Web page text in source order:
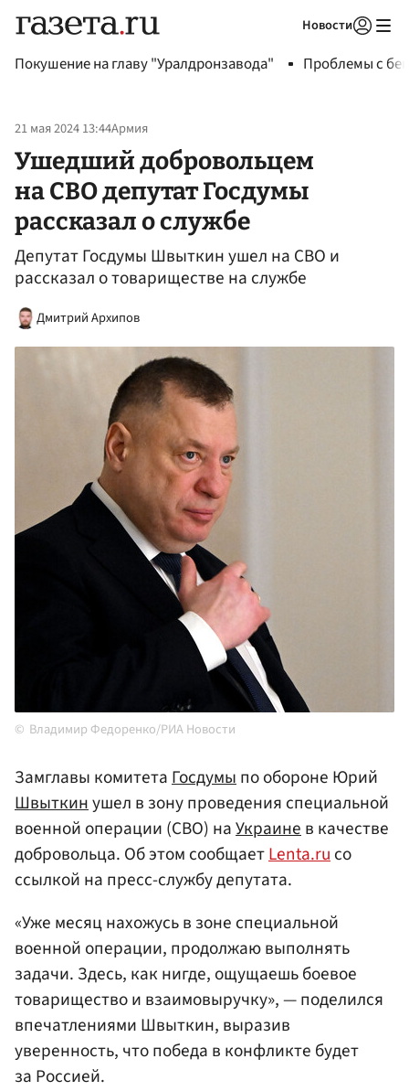
Новости
Покушение на главу "Уралдронзавода" Проблемы с
21 мая 2024 13:44Армия
Ушедший добровольцем
на СВО депутат Госдумы
рассказал о службе
Депутат Госдумы Швыткин ушел на СВО и
рассказал о товариществе на службе
Дмитрий Архипов
Владимир Федоренко/РИА Новости
Замглавы комитетаГосдумыпо обороне Юрий
Швыткинушел в зону проведения специальной
военной операции (СВО) наУкраинев качестве
добровольца. Об этом сообщаетLenta.ruсо
ссылкой на пресс-службу депутата.
«Уже месяц нахожусь в зоне специальной
военной операции, продолжаю выполнять
задачи. Здесь, как нигде, ощущаешь боевое
товарищество и взаимовыручку», — поделился
впечатлениями Швыткин, выразив
уверенность, что победа в конфликте будет
за Россией.